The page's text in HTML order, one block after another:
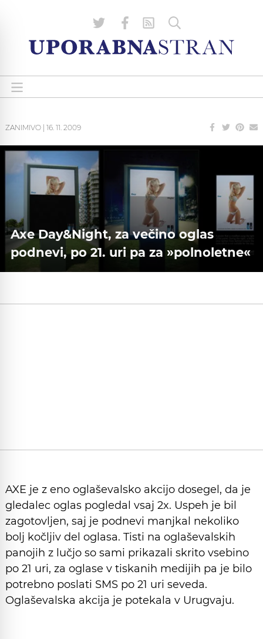
ZANIMIVO 16. 11. 2009
Axe Day&Night, za večino oglas
podnevi, po 21. uri pa za »polnoletne«
AXE je z eno oglaševalsko akcijo dosegel, da je
gledalec oglas pogledal vsaj 2x. Uspeh je bil
zagotovljen, saj je podnevi manjkal nekoliko
bolj kočljiv del oglasa. Tisti na oglaševalskih
panojih z lučjo so sami prikazali skrito vsebino
po 21 uri, za oglase v tiskanih medijih pa je bilo
potrebno poslati SMS po 21 uri seveda.
Oglaševalska akcija je potekala v Urugvaju.